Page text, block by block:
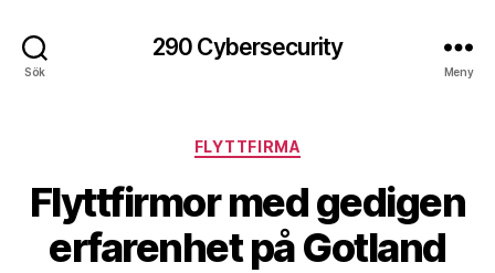
Sök
290 Cybersecurity
Meny
Kategorier
FLYTTFIRMA
Flyttfirmor med gedigen
erfarenhet på Gotland